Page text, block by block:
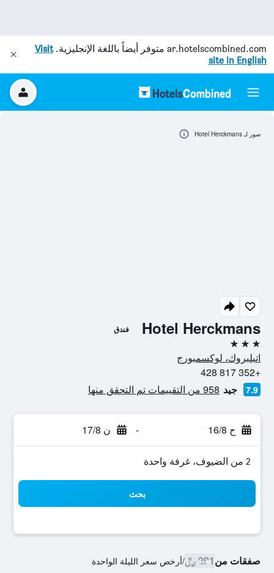
ar.hotelscombined.com متوفر أيضاً باللغة الإنجليزية.Visit
site in English
Hotel Herckmans فندق
3 نجوم
اتيلبروك، لوكسمبورج
+352 817 428
7.9 جيد 958 من التقييمات تم التحقق منها
ح 16/8 - ن 17/8
2 من الضيوف، غرفة واحدة
بحث
صفقات من291 ﷼ /أرخص سعر الليلة الواحدة
صور لـ Hotel Herckmans